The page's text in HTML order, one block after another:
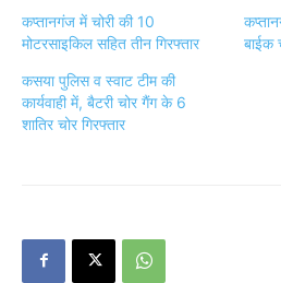
कप्तानगंज में चोरी की 10
मोटरसाइकिल सहित तीन गिरफ्तार
बाईक
कसया पुलिस व स्वाट टीम की
कार्यवाही में, बैटरी चोर गैंग के 6
शातिर चोर गिरफ्तार